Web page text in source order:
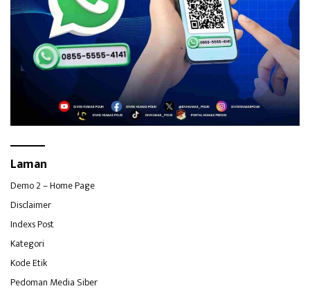
Laman
Demo 2 – Home Page
Disclaimer
Indexs Post
Kategori
Kode Etik
Pedoman Media Siber